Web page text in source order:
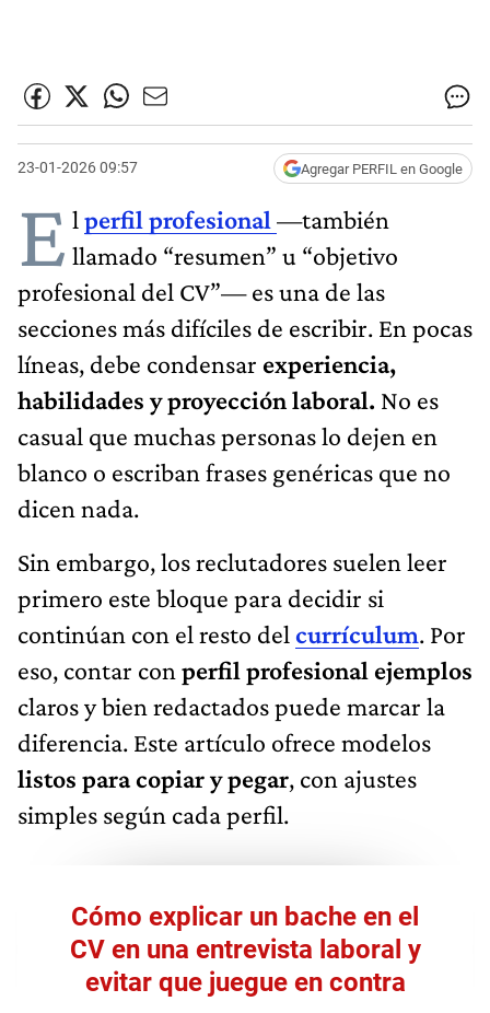
23-01-2026 09:57 Agregar PERFIL en Google
E l perfil profesional —también
llamado “resumen” u “objetivo
profesional del CV”— es una de las
secciones más difíciles de escribir. En pocas
líneas, debe condensar experiencia,
habilidades y proyección laboral. No es
casual que muchas personas lo dejen en
blanco o escriban frases genéricas que no
dicen nada.
Sin embargo, los reclutadores suelen leer
primero este bloque para decidir si
continúan con el resto del currículum. Por
eso, contar con perfil profesional ejemplos
claros y bien redactados puede marcar la
diferencia. Este artículo ofrece modelos
listos para copiar y pegar, con ajustes
simples según cada perfil.
Cómo explicar un bache en el
CV en una entrevista laboral y
evitar que juegue en contra